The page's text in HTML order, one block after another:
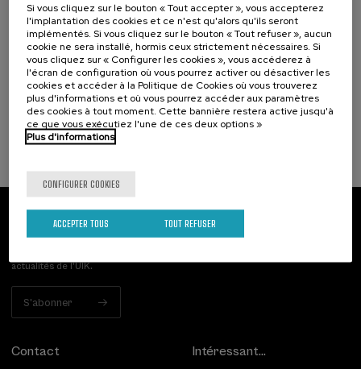
10. SEP-10. SEP, 2026
Hiri - Logistikaren Transformazioa:
Teknologia eta Eredu Arrakastatsuak
10 h. Basque Espagnol .
...
À PARTIR DE10 €
Dernières
places
Gratuit
Date
passée
Liste
d'attente
Période
d'inscription
Abonnez-vous à notre bulletin
actualités de l'UIK.
S'abonner
Contact Intéressant...
Si vous cliquez sur le bouton « Tout accepter », vous accepterez
l'implantation des cookies et ce n'est qu'alors qu'ils seront
implémentés. Si vous cliquez sur le bouton « Tout refuser », aucun
cookie ne sera installé, hormis ceux strictement nécessaires. Si
vous cliquez sur « Configurer les cookies », vous accéderez à
l'écran de configuration où vous pourrez activer ou désactiver les
cookies et accéder à la Politique de Cookies où vous trouverez
plus d'informations et où vous pourrez accéder aux paramètres
des cookies à tout moment. Cette bannière restera active jusqu'à
ce que vous exécutiez l'une de ces deux options »
Plus d'informations
CONFIGURER COOKIES
TOUT REFUSER
ACCEPTER TOUS